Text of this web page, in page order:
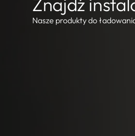
Nasze produkty do